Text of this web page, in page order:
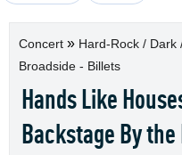
Concert » Hard-Rock / Dark
Broadside - Billets
Hands Like
Backstage By